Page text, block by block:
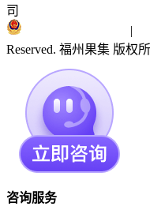
司
|
Reserved. 福州果集 版权
咨询服务